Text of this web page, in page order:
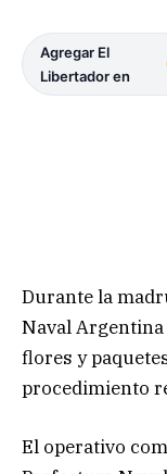
Agregar El
Libertador en
Durante la
Naval
flores y
procedimiento
El operativo